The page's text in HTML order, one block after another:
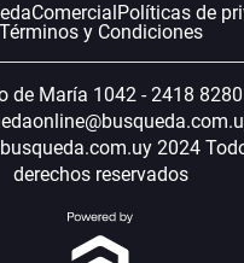
ComercialPolíticas de
Términos y Condiciones
de María 1042 - 2418 8280
2024
derechos reservados